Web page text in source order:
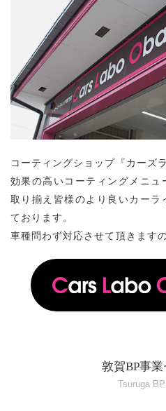
コーティングショップ『カーズ
効果の高いコーティングメニ
取り揃え皆様のより良いカー
ております。
車種問わず対応させて頂きます
敦賀BP事
Tsuruga